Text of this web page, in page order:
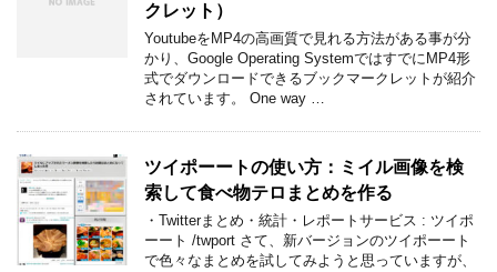
クレット）
YoutubeをMP4の高画質で見れる方法がある事が分
かり、Google Operating SystemではすでにMP4形
式でダウンロードできるブックマークレットが紹介
されています。 One way …
ツイポーートの使い方：ミイル画像を検
索して食べ物テロまとめを作る
・Twitterまとめ・統計・レポートサービス : ツイポ
ーート /twport さて、新バージョンのツイポーート
で色々なまとめを試してみようと思っていますが、